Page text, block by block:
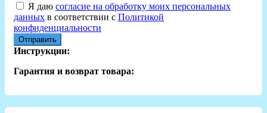
Я даю согласие на обработку моих персональных
данных в соответствии с Политикой
конфиденциальности
Отправить
Инструкции:
Гарантия и возврат товара: